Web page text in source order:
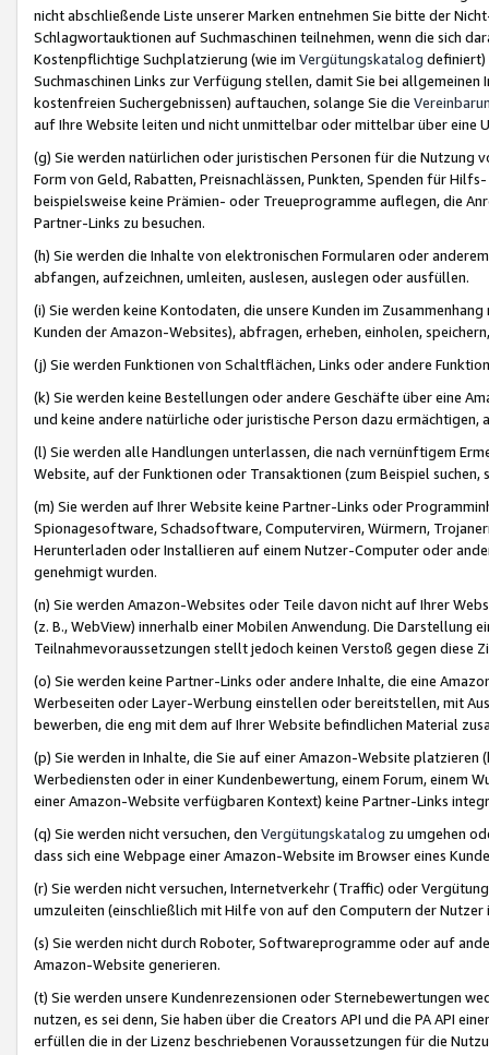
nicht abschließende Liste unserer Marken entnehmen Sie bitte der
Schlagwortauktionen auf Suchmaschinen teilnehmen, wenn die sich
Kostenpflichtige Suchplatzierung (wie im Vergütungskatalog definiert)
Suchmaschinen Links zur Verfügung stellen, damit Sie bei
kostenfreien Suchergebnissen) auftauchen, solange Sie die
auf Ihre Website leiten und nicht unmittelbar oder mittelbar über eine
(g) Sie werden natürlichen oder juristischen Personen für die Nutzung
Form von Geld, Rabatten, Preisnachlässen, Punkten, Spenden für
beispielsweise keine Prämien- oder Treueprogramme auflegen, die
Partner-Links zu besuchen.
(h) Sie werden die Inhalte von elektronischen Formularen oder
abfangen, aufzeichnen, umleiten, auslesen, auslegen oder ausfüllen.
(i) Sie werden keine Kontodaten, die unsere Kunden im
Kunden der Amazon-Websites), abfragen, erheben, einholen,
(j) Sie werden Funktionen von Schaltflächen, Links oder andere
(k) Sie werden keine Bestellungen oder andere Geschäfte über eine
und keine andere natürliche oder juristische Person dazu
(l) Sie werden alle Handlungen unterlassen, die nach vernünftigem
Website, auf der Funktionen oder Transaktionen (zum Beispiel
(m) Sie werden auf Ihrer Website keine Partner-Links oder
Spionagesoftware, Schadsoftware, Computerviren, Würmern,
Herunterladen oder Installieren auf einem Nutzer-Computer oder
genehmigt wurden.
(n) Sie werden Amazon-Websites oder Teile davon nicht auf Ihrer
(z. B., WebView) innerhalb einer Mobilen Anwendung. Die Darstellung
Teilnahmevoraussetzungen stellt jedoch keinen Verstoß gegen diese
(o) Sie werden keine Partner-Links oder andere Inhalte, die eine
Werbeseiten oder Layer-Werbung einstellen oder bereitstellen, mit
bewerben, die eng mit dem auf Ihrer Website befindlichen Material
(p) Sie werden in Inhalte, die Sie auf einer Amazon-Website
Werbediensten oder in einer Kundenbewertung, einem Forum, einem
einer Amazon-Website verfügbaren Kontext) keine Partner-Links
(q) Sie werden nicht versuchen, den Vergütungskatalog zu umgehen
dass sich eine Webpage einer Amazon-Website im Browser eines
(r) Sie werden nicht versuchen, Internetverkehr (Traffic) oder
umzuleiten (einschließlich mit Hilfe von auf den Computern der
(s) Sie werden nicht durch Roboter, Softwareprogramme oder auf
Amazon-Website generieren.
(t) Sie werden unsere Kundenrezensionen oder Sternebewertungen
nutzen, es sei denn, Sie haben über die Creators API und die PA API
erfüllen die in der Lizenz beschriebenen Voraussetzungen für die